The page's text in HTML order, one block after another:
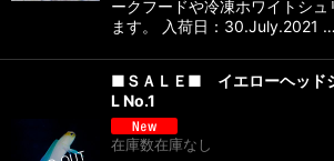
ークフードや冷凍ホワイトシ
ます。 入荷日：30.July.2021 …
■ＳＡＬＥ■ イエローヘッド
L No.1
在庫数在庫なし